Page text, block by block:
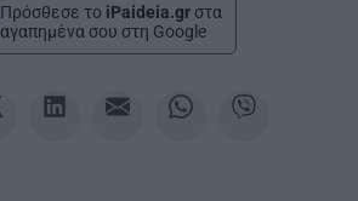
Πρόσθεσε το iPaideia.gr στα
αγαπημένα σου στη Google